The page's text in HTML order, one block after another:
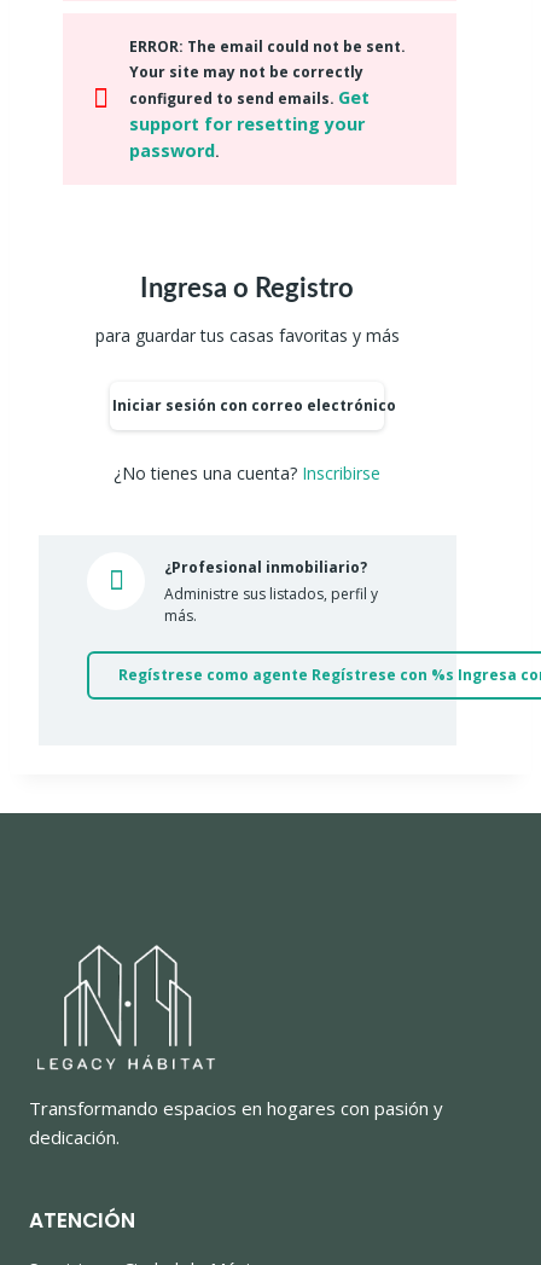
ERROR: The email could not be sent.
Your site may not be correctly
configured to send emails. Get
support for resetting your
password.
Ingresa o Registro
para guardar tus casas favoritas y más
Iniciar sesión con correo electrónico
¿No tienes una cuenta? Inscribirse
¿Profesional inmobiliario?
Administre sus listados, perfil y
más.
Regístrese como agente Regístrese con %s Ingresa
Transformando espacios en hogares con pasión y
dedicación.
ATENCIÓN